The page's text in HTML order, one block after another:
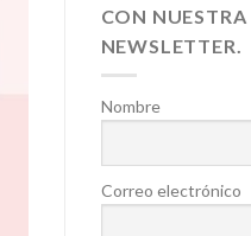
CON NUESTRA
NEWSLETTER.
Nombre
Correo electrónico